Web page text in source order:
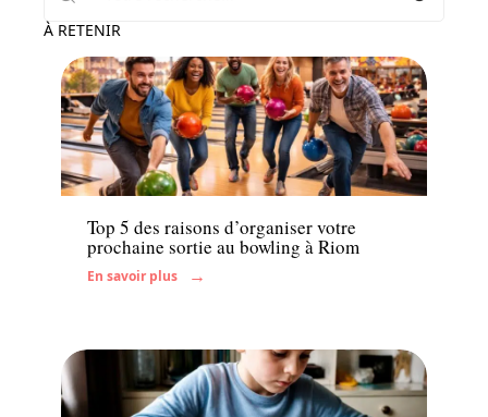
À RETENIR
Famille
Top 5 des raisons d’organiser votre
prochaine sortie au bowling à Riom
En savoir plus